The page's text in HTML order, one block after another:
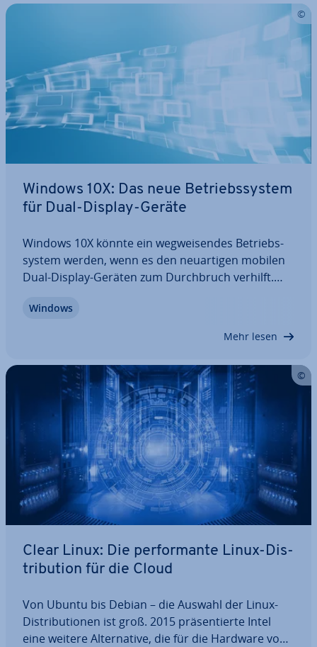
Windows 10X: Das neue Be­triebs­sys­tem
für Dual-Display-Geräte
Windows 10X könnte ein weg­wei­sen­des Be­triebs­
sys­tem werden, wenn es den neu­ar­ti­gen mobilen
Dual-Display-Geräten zum Durch­bruch verhilft.
Be­triebs­sys­tems sind und welche Stra­te­gien
Windows
Mehr lesen
Clear Linux: Die per­for­man­te Linux-Dis­
tri­bu­ti­on für die Cloud
Von Ubuntu bis Debian – die Auswahl der Linux-
Dis­tri­bu­tio­nen ist groß. 2015 prä­sen­tier­te Intel
eine weitere Al­ter­na­ti­ve, die für die Hardware von